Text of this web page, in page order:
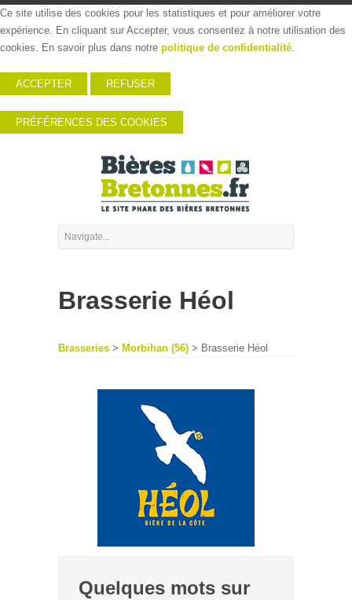
Ce site utilise des cookies pour les statistiques et pour améliorer votre
expérience. En cliquant sur Accepter, vous consentez à notre utilisation des
cookies. En savoir plus dans notre politique de confidentialité.
ACCEPTER REFUSER
PRÉFÉRENCES DES COOKIES
Brasserie Héol
Brasseries > Morbihan (56) > Brasserie Héol
Quelques mots sur